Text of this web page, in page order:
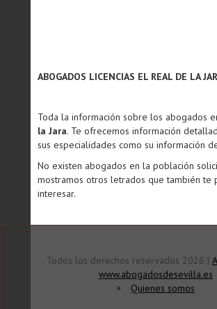
ABOGADOS LICENCIAS EL REAL DE LA
Toda la información sobre los abogados
la Jara. Te ofrecemos información
sus especialidades como su información
No existen abogados en la población
mostramos otros letrados que también te
interesar.
Todos los derechos reservados 2026 |
www.abogadosdesevilla.es
Quienes somos